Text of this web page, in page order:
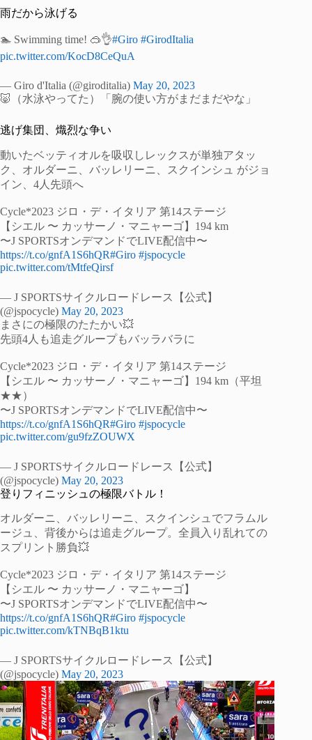
雨だから泳げる
🏊 Swimming time! 🥽👌#Giro #GirodItalia
pic.twitter.com/KocD8CeQuA
— Giro d'Italia (@giroditalia) May 20, 2023
🐷（水泳やってた）「腕の使い方がまだまだやな」
逃げ集団、熾烈な争い
動いたベッティオルを吸収しレックスが単独アタッ
ク、オルダーニ、バッレリーニ、スクインシュ がジョ
イン、4人先頭へ
Cycle*2023 ジロ・デ・イタリア 第14ステージ
【シエル 〜 カッサーノ・マニャーゴ】194 km
〜J SPORTSオンデマンドでLIVE配信中〜
https://t.co/gnfA1S6hQR#Giro #jspocycle
pic.twitter.com/tMtfeQirsf
— J SPORTSサイクルロードレース【公式】
(@jspocycle) May 20, 2023
まさにの極限のたたかい💥
先頭4人も追走グループもバッラバラに
Cycle*2023 ジロ・デ・イタリア 第14ステージ
【シエル 〜 カッサーノ・マニャーゴ】194 km（平坦
★★）
〜J SPORTSオンデマンドでLIVE配信中〜
https://t.co/gnfA1S6hQR#Giro #jspocycle
pic.twitter.com/gu9fzZOUWX
— J SPORTSサイクルロードレース【公式】
(@jspocycle) May 20, 2023
登りフィニッシュの極限バトル！
オルダーニ、バッレリーニ、スクインシュでフラムル
ージュ、背後からは追走グループ。全員入り乱れての
スプリント勝負💥
Cycle*2023 ジロ・デ・イタリア 第14ステージ
【シエル 〜 カッサーノ・マニャーゴ】
〜J SPORTSオンデマンドでLIVE配信中〜
https://t.co/gnfA1S6hQR#Giro #jspocycle
pic.twitter.com/kTNBqB1ktu
— J SPORTSサイクルロードレース【公式】
(@jspocycle) May 20, 2023